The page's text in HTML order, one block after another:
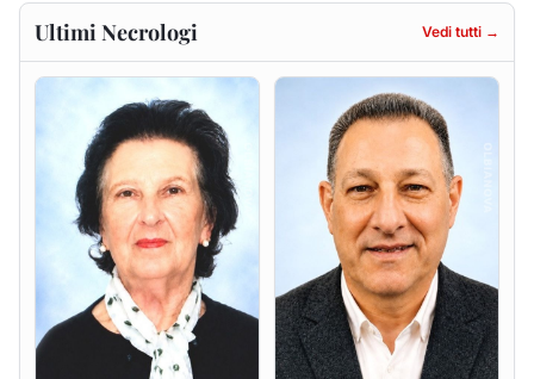
Ultimi Necrologi Vedi tutti →